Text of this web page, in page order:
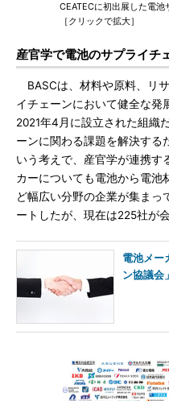
CEATECに初出展した電
［クリックで拡大］
産官学で電池のサプライチ
BASCは、材料や原料、リ
イチェーンにおいて健全な発
2021年4月に設立された組織
ーンに関わる課題を解決する
いう考えで、産官学が連携す
カーについても電池から電池
ど幅広い分野の企業が集まっ
ートしたが、現在は225社が
電池メー
ン協議会